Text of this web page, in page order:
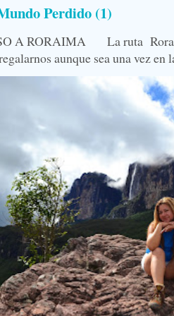
Perdido (1)
A RORAIMA La ruta
aunque sea una vez en